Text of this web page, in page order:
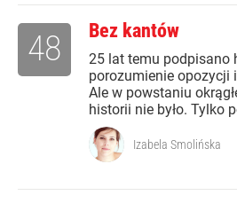
Bez kantów
25 lat temu podpisano
porozumienie opozycji i
Ale w powstaniu
historii nie było. Tylko
48
Izabela Smolińska